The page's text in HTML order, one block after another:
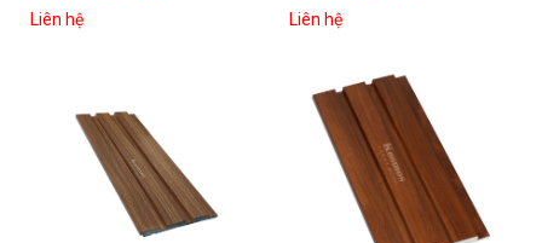
Liên hệ Liên hệ